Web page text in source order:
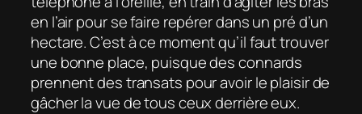
en l’air pour se faire repérer dans un pré d’un
hectare. C’est à ce moment qu’il faut trouver
une bonne place, puisque des connards
prennent des transats pour avoir le plaisir de
gâcher la vue de tous ceux derrière eux.